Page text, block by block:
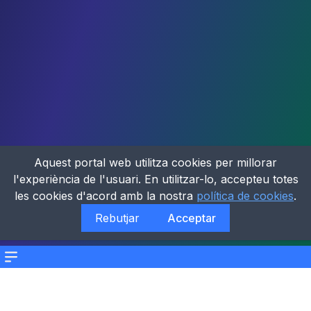
Menu
Aquest portal web utilitza cookies per millorar
l'experiència de l'usuari. En utilitzar-lo, accepteu totes
les cookies d'acord amb la nostra política de cookies.
Rebutjar
Acceptar